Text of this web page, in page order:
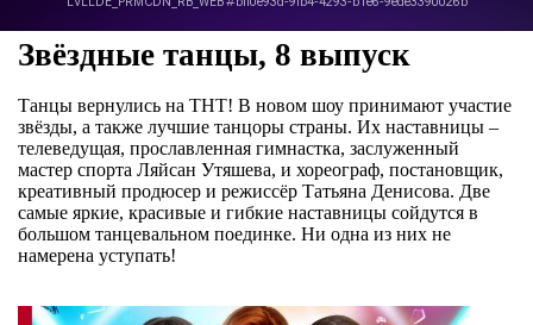
Звёздные танцы, 8 выпуск
Танцы вернулись на ТНТ! В новом шоу принимают участие
звёзды, а также лучшие танцоры страны. Их наставницы –
телеведущая, прославленная гимнастка, заслуженный
мастер спорта Ляйсан Утяшева, и хореограф, постановщик,
креативный продюсер и режиссёр Татьяна Денисова. Две
самые яркие, красивые и гибкие наставницы сойдутся в
большом танцевальном поединке. Ни одна из них не
намерена уступать!